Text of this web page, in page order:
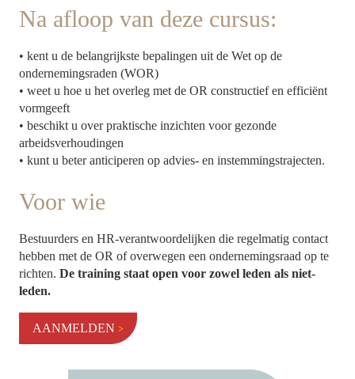
Na afloop van deze cursus:
• kent u de belangrijkste bepalingen uit de Wet op de
ondernemingsraden (WOR)
• weet u hoe u het overleg met de OR constructief en efficiënt
vormgeeft
• beschikt u over praktische inzichten voor gezonde
arbeidsverhoudingen
• kunt u beter anticiperen op advies- en instemmingstrajecten.
Voor wie
Bestuurders en HR-verantwoordelijken die regelmatig contact
hebben met de OR of overwegen een ondernemingsraad op te
richten.De training staat open voor zowel leden als niet-
leden.
AANMELDEN